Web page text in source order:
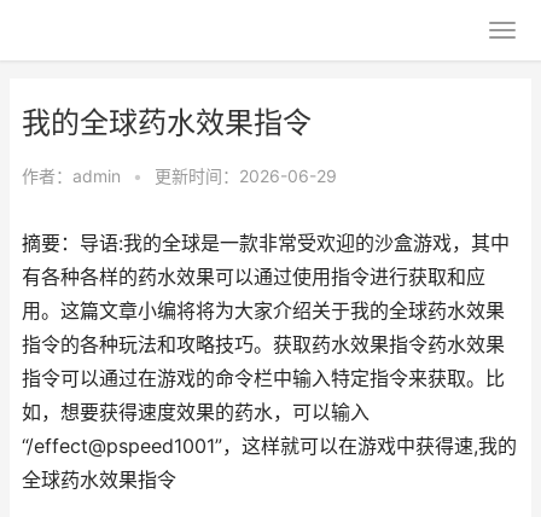
我的全球药水效果指令
作者： admin • 更新时间：2026-06-29
摘要：导语:我的全球是一款非常受欢迎的沙盒游戏，其中
有各种各样的药水效果可以通过使用指令进行获取和应
用。这篇文章小编将将为大家介绍关于我的全球药水效果
指令的各种玩法和攻略技巧。获取药水效果指令药水效果
指令可以通过在游戏的命令栏中输入特定指令来获取。比
如，想要获得速度效果的药水，可以输入
“/effect@pspeed1001”，这样就可以在游戏中获得速,我的
全球药水效果指令